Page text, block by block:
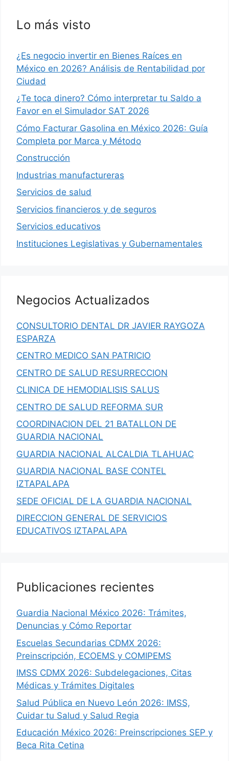
Lo más visto
¿Es negocio invertir en Bienes Raíces en
México en 2026? Análisis de Rentabilidad por
Ciudad
¿Te toca dinero? Cómo interpretar tu Saldo a
Favor en el Simulador SAT 2026
Cómo Facturar Gasolina en México 2026: Guía
Completa por Marca y Método
Construcción
Industrias manufactureras
Servicios de salud
Servicios financieros y de seguros
Servicios educativos
Instituciones Legislativas y Gubernamentales
Negocios Actualizados
CONSULTORIO DENTAL DR JAVIER RAYGOZA
ESPARZA
CENTRO MEDICO SAN PATRICIO
CENTRO DE SALUD RESURRECCION
CLINICA DE HEMODIALISIS SALUS
CENTRO DE SALUD REFORMA SUR
COORDINACION DEL 21 BATALLON DE
GUARDIA NACIONAL
GUARDIA NACIONAL ALCALDIA TLAHUAC
GUARDIA NACIONAL BASE CONTEL
IZTAPALAPA
SEDE OFICIAL DE LA GUARDIA NACIONAL
DIRECCION GENERAL DE SERVICIOS
EDUCATIVOS IZTAPALAPA
Publicaciones recientes
Guardia Nacional México 2026: Trámites,
Denuncias y Cómo Reportar
Escuelas Secundarias CDMX 2026:
Preinscripción, ECOEMS y COMIPEMS
IMSS CDMX 2026: Subdelegaciones, Citas
Médicas y Trámites Digitales
Salud Pública en Nuevo León 2026: IMSS,
Cuidar tu Salud y Salud Regia
Educación México 2026: Preinscripciones SEP y
Beca Rita Cetina